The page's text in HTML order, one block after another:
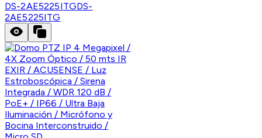
DS-2AE5225ITGDS-
2AE5225ITG